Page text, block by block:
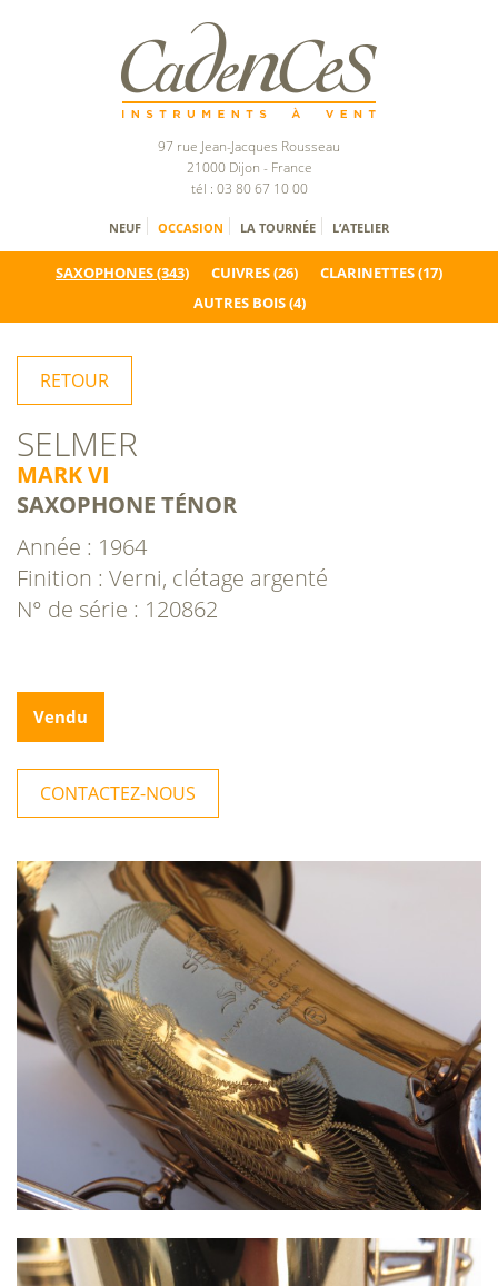
97 rue Jean-Jacques Rousseau
21000 Dijon - France
tél : 03 80 67 10 00
NEUF OCCASION LA TOURNÉE L’ATELIER
SAXOPHONES(343) CUIVRES(26) CLARINETTES(17)
AUTRES BOIS(4)
RETOUR
SELMER
MARK VI
SAXOPHONE TÉNOR
Année : 1964
Finition : Verni, clétage argenté
N° de série : 120862
Vendu
CONTACTEZ-NOUS